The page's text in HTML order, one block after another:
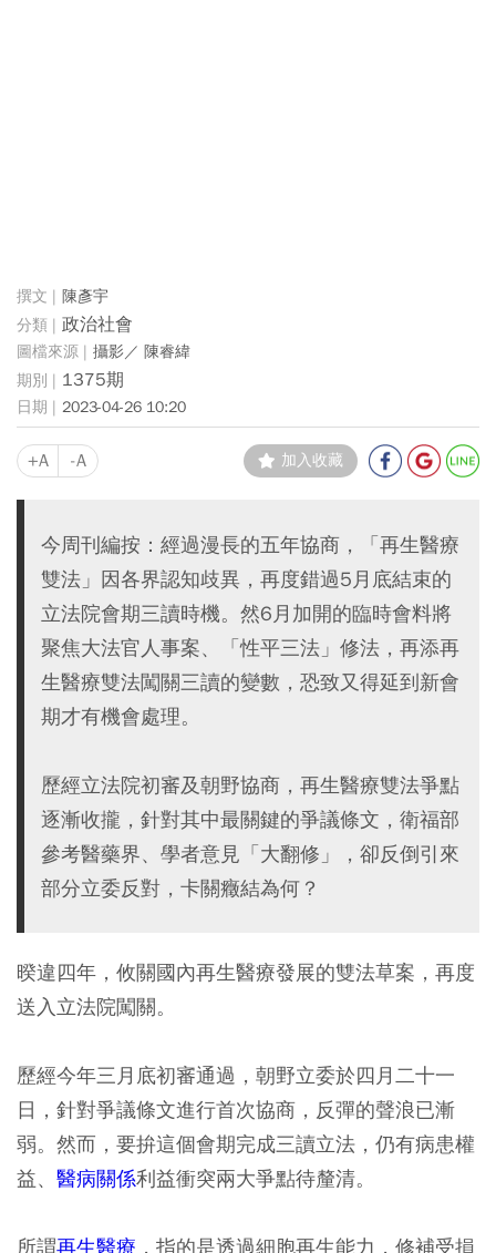
陳彥宇
政治社會
攝影／ 陳睿緯
1375期
2023-04-26 10:20
+A -A 加入收藏
今周刊編按：經過漫長的五年協商，「再生醫療
雙法」因各界認知歧異，再度錯過5月底結束的
立法院會期三讀時機。然6月加開的臨時會料將
聚焦大法官人事案、「性平三法」修法，再添再
生醫療雙法闖關三讀的變數，恐致又得延到新會
期才有機會處理。
歷經立法院初審及朝野協商，再生醫療雙法爭點
逐漸收攏，針對其中最關鍵的爭議條文，衛福部
參考醫藥界、學者意見「大翻修」，卻反倒引來
部分立委反對，卡關癥結為何？
暌違四年，攸關國內再生醫療發展的雙法草案，再度
送入立法院闖關。
歷經今年三月底初審通過，朝野立委於四月二十一
日，針對爭議條文進行首次協商，反彈的聲浪已漸
弱。然而，要拚這個會期完成三讀立法，仍有病患權
益、 醫病關係利益衝突兩大爭點待釐清。
所謂再生醫療 ，指的是透過細胞再生能力，修補受損